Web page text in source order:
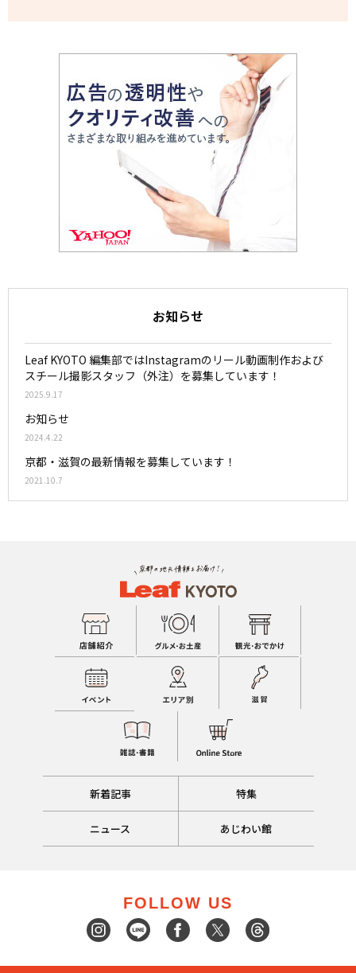
お知らせ
Leaf KYOTO 編集部ではInstagramのリール動画制作および
スチール撮影スタッフ（外注）を募集しています！
2025.9.17
お知らせ
2024.4.22
京都・滋賀の最新情報を募集しています！
2021.10.7
新着記事 特集
ニュース あじわい館
FOLLOW US